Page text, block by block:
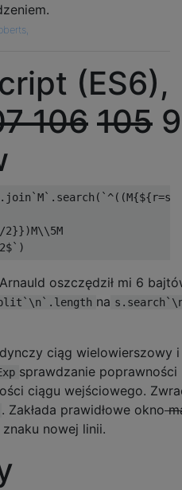
(ES6),
106 105
oszczędził mi 6
na
ciąg wielowierszowy i
sprawdzanie poprawności
ciągu wejściowego.
. Zakłada prawidłowe okno
nowej linii.